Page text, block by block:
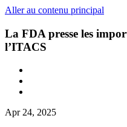
Aller au contenu principal
La FDA presse les
l’ITACS
Apr 24, 2025